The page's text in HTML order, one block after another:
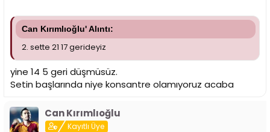
Can Kırımlıoğlu' Alıntı:
2. sette 21 17 gerideyiz
yine 14 5 geri düşmüsüz.
Setin başlarında niye konsantre olamıyoruz acaba
Can Kırımlıoğlu
Kayıtlı Üye